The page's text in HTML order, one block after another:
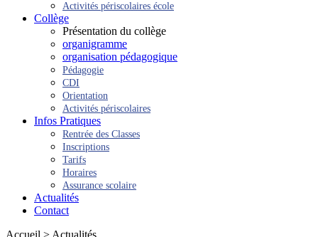
Activités périscolaires école
Collège
Présentation du collège
organigramme
organisation pédagogique
Pédagogie
CDI
Orientation
Activités périscolaires
Infos Pratiques
Rentrée des Classes
Inscriptions
Tarifs
Horaires
Assurance scolaire
Actualités
Contact
Accueil > Actualités